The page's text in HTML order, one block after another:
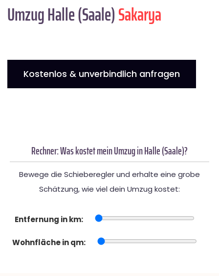
Umzug Halle (Saale)Sakarya
Kostenlos & unverbindlich anfragen
Rechner: Was kostet mein Umzug in Halle (Saale)?
Bewege die Schieberegler und erhalte eine grobe
Schätzung, wie viel dein Umzug kostet:
Entfernung in km:
Wohnfläche in qm: